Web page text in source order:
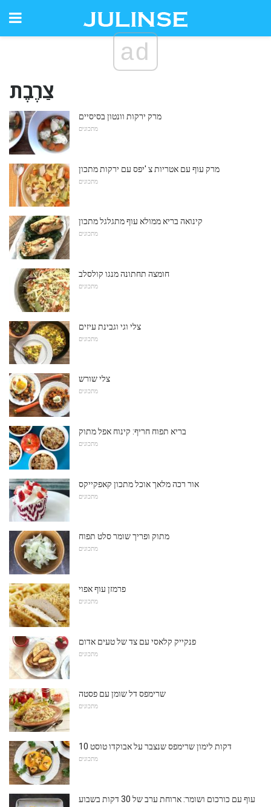
ad
צַרֶבֶת
מרק ירקות וונטון בסיסיים
מתכונים
מרק עוף עם אטריות צ 'יפס עם ירקות מתכון
מתכונים
קינואה בריא ממולא עוף מתגלגל מתכון
מתכונים
חומצה תחתונה מנגו קולסלב
מתכונים
צלי וגי וגבינת עיזים
מתכונים
צלי שורש
מתכונים
בריא תפוח חריף: קינוח אפל מתוק
מתכונים
אור רכה מלאך אוכל מתכון קאפקייקס
מתכונים
מתוק ופריך שומר סלט תפוח
מתכונים
פרמזן עוף אפוי
מתכונים
פנקייק קלאסי עם צד של טעים אדום
מתכונים
שרימפס דל שומן עם פסטה
מתכונים
10 דקות לימון שרימפס שנצבר על אבוקדו טוסט
מתכונים
עוף עם כורכום ושומר: ארוחת ערב של 30 דקות בשבוע